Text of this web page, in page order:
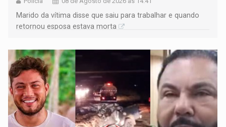
Marido da vítima disse que saiu para trabalhar e quando
retornou esposa estava morta